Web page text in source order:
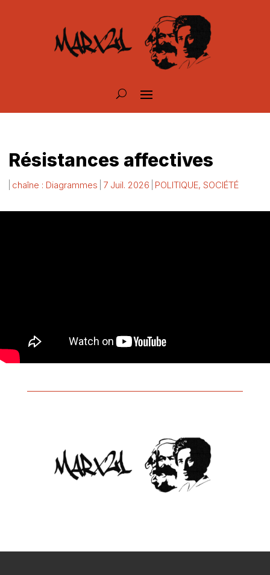
Résistances affectives
chaîne : Diagrammes 7 Juil. 2026 POLITIQUE,SOCIÉTÉ